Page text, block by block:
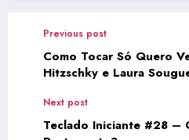
Previous post
Como Tocar Só Quero
Hitzschky e Laura
Next post
Teclado Iniciante #28 –